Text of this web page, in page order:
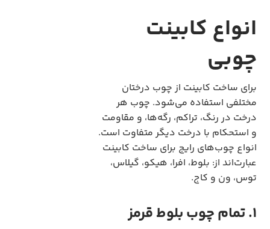
انواع کابینت
چوبی
برای ساخت کابینت از چوب درختان
مختلفی استفاده می‌شود. چوب هر
درخت در رنگ، تراکم، رگه‌ها، و مقاومت
و استحکام با درخت دیگر متفاوت است.
انواع چوب‌های رایج برای ساخت کابینت
عبارت‌اند از: بلوط، افرا، هیکو، گیلاس،
توس، ون و کاج.
1. تمام چوب بلوط قرمز